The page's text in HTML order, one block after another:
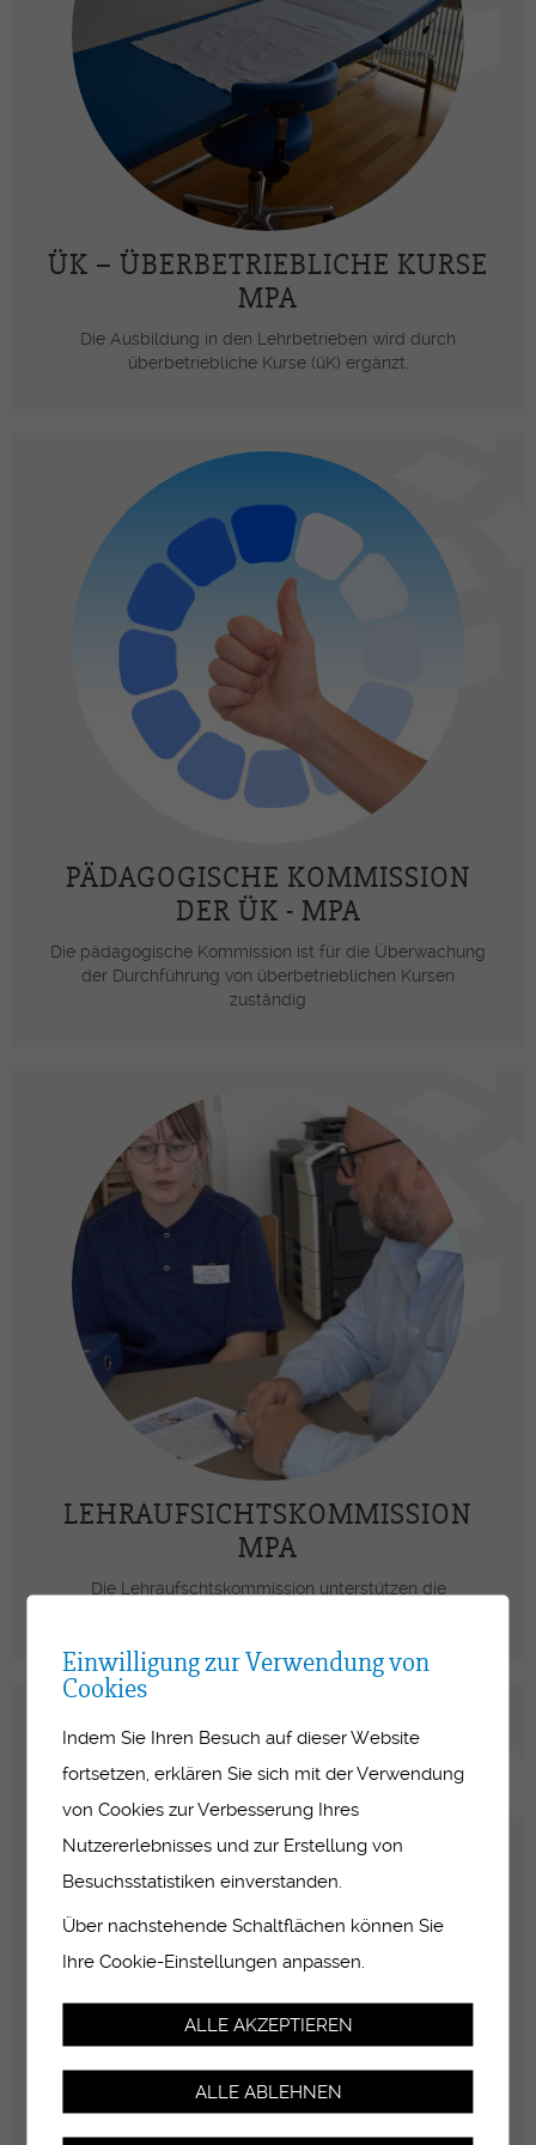
ÜK – ÜBERBETRIEBLICHE KURSE
MPA
Die Ausbildung in den Lehrbetrieben wird durch
überbetriebliche Kurse (üK) ergänzt.
PÄDAGOGISCHE KOMMISSION
DER ÜK - MPA
Die pädagogische Kommission ist für die Überwachung
der Durchführung von überbetrieblichen Kursen
zuständig
LEHRAUFSICHTS­KOMMISSION
MPA
Die Lehraufschtskommission unterstützen die
Einwilligung zur Verwendung von
Cookies
Indem Sie Ihren Besuch auf dieser Website
fortsetzen, erklären Sie sich mit der Verwendung
von Cookies zur Verbesserung Ihres
Nutzererlebnisses und zur Erstellung von
Besuchsstatistiken einverstanden.
Über nachstehende Schaltflächen können Sie
Ihre Cookie-Einstellungen anpassen.
ALLE AKZEPTIEREN
ALLE ABLEHNEN